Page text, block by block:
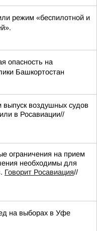
режим «беспилотной и
опасность на
Башкортостан
воздушных судов
в Росавиации//
на прием
необходимы для
Говорит Росавиация//
на выборах в Уфе